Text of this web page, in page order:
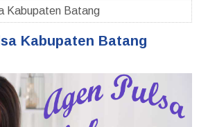
Kabupaten Batang
Kabupaten Batang